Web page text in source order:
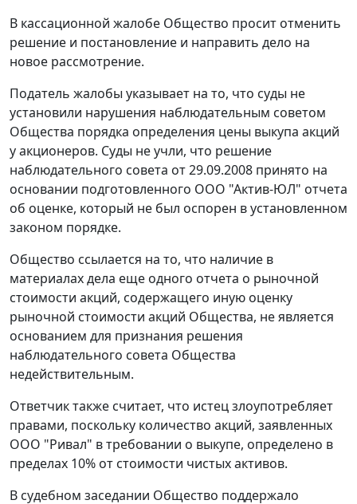
В кассационной жалобе Общество просит отменить
решение и постановление и направить дело на
новое рассмотрение.
Податель жалобы указывает на то, что суды не
установили нарушения наблюдательным советом
Общества порядка определения цены выкупа акций
у акционеров. Суды не учли, что решение
наблюдательного совета от 29.09.2008 принято на
основании подготовленного ООО "Актив-ЮЛ" отчета
об оценке, который не был оспорен в установленном
законом порядке.
Общество ссылается на то, что наличие в
материалах дела еще одного отчета о рыночной
стоимости акций, содержащего иную оценку
рыночной стоимости акций Общества, не является
основанием для признания решения
наблюдательного совета Общества
недействительным.
Ответчик также считает, что истец злоупотребляет
правами, поскольку количество акций, заявленных
ООО "Ривал" в требовании о выкупе, определено в
пределах 10% от стоимости чистых активов.
В судебном заседании Общество поддержало